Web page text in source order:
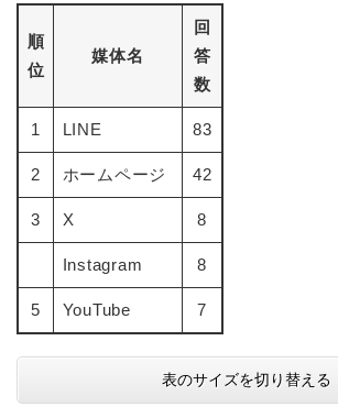
順
位
媒体名
回
答
数
1 LINE 83
2 ホームページ 42
3 X 8
Instagram 8
5 YouTube 7
表のサイズを切り替える